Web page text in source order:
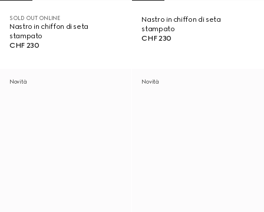
SOLD OUT ONLINE
Nastro in chiffon di seta
stampato
CHF 230
Nastro in chiffon di seta
stampato
CHF 230
Novità Novità